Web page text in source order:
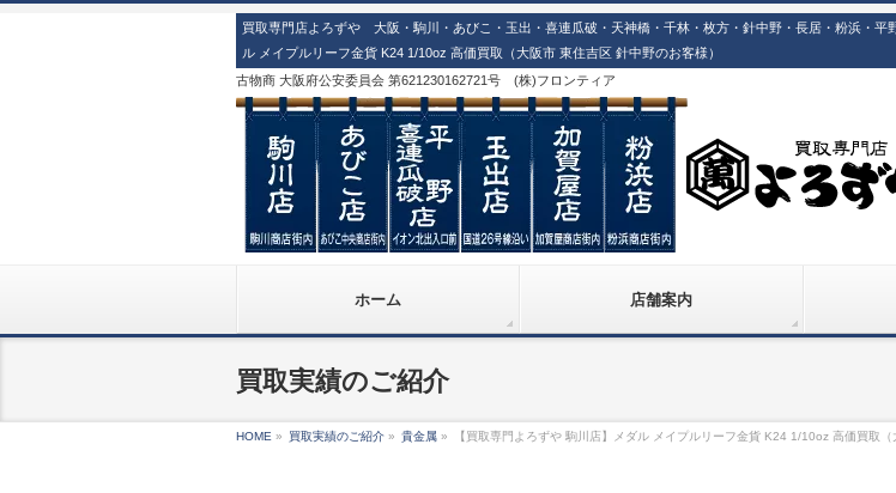
買取専門店よろずや 大阪・駒川・あびこ・玉出・喜連瓜破・天神橋・千林・枚方・針中野・長居・粉浜・
ル メイプルリーフ金貨 K24 1/10oz 高価買取（大阪市 東住吉区 針中野のお客様）
古物商 大阪府公安委員会 第621230162721号 (株)フロンティア
ホーム 店舗案内
買取実績のご紹介
HOME » 買取実績のご紹介 » 貴金属 » 【買取専門よろずや 駒川店】メダル メイプルリーフ金貨 K24 1/10oz 高価買取（